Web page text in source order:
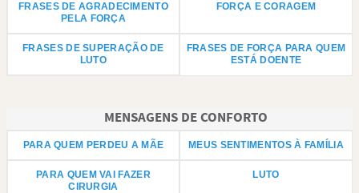
FRASES DE AGRADECIMENTO
PELA FORÇA
FORÇA E CORAGEM
FRASES DE SUPERAÇÃO DE
LUTO
FRASES DE FORÇA PARA QUEM
ESTÁ DOENTE
MENSAGENS DE CONFORTO
PARA QUEM PERDEU A MÃE MEUS SENTIMENTOS À FAMÍLIA
PARA QUEM VAI FAZER
CIRURGIA
LUTO